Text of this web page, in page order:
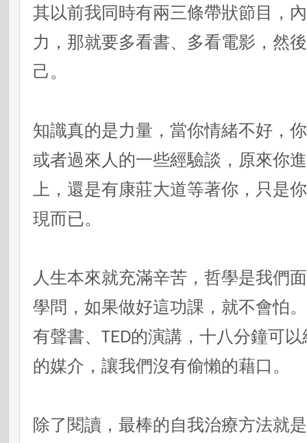
其以前我同時有兩三條帶狀節目，
力，那就要多看書、多看電影，然
己。
知識真的是力量，當你情緒不好，
或者過來人的一些經驗談，原來你
上，還是有康莊大道等著你，只是
現而已。
人生本來就充滿辛苦，哲學是我們
學問，如果做好這功課，就不會怕
有聲書、TED的演講，十八分鐘可
的媒介，讓我們沒有偷懶的藉口。
除了閱讀，最棒的自我治療方法就